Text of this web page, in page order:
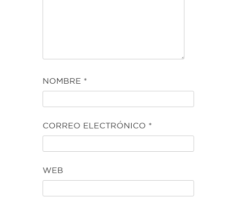
NOMBRE *
CORREO ELECTRÓNICO *
WEB